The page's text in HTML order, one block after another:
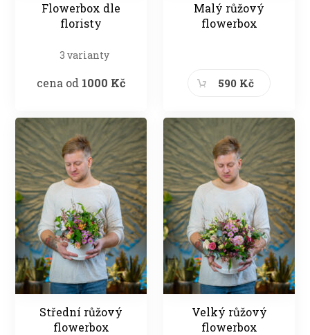
Flowerbox dle
floristy
3 varianty
cena od 1000 Kč
Malý růžový
flowerbox
590 Kč
Střední růžový
flowerbox
Velký růžový
flowerbox